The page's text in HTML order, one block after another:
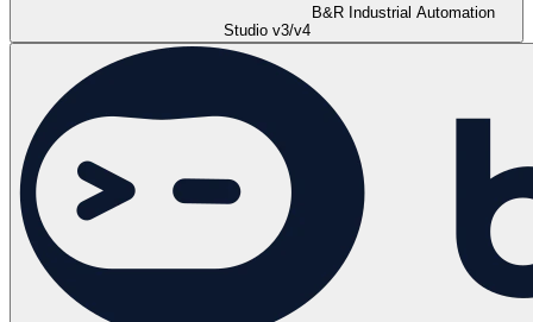
B&R Industrial Automation
Studio v3/v4